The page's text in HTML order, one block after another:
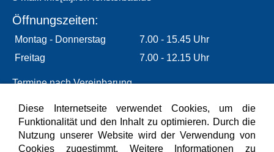
Öffnungszeiten:
Montag - Donnerstag
7.00 - 15.45 Uhr
Freitag
7.00 - 12.15 Uhr
Termine nach Vereinbarung
Diese Internetseite verwendet Cookies, um die
Funktionalität und den Inhalt zu optimieren. Durch die
Nutzung unserer Website wird der Verwendung von
Cookies zugestimmt. Weitere Informationen zu